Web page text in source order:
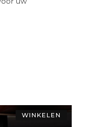
WINKELEN